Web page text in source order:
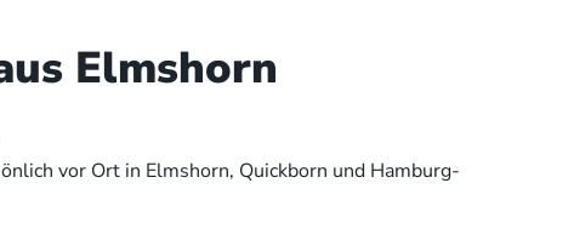
Elmshorn
vor Ort in Elmshorn, Quickborn und Hamburg-